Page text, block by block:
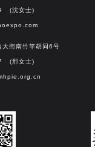
(沈女士)
大街南竹竿胡同6号
(邢女士)